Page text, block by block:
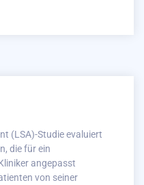
(LSA)-Studie evaluiert
die für ein
angepasst
von seiner